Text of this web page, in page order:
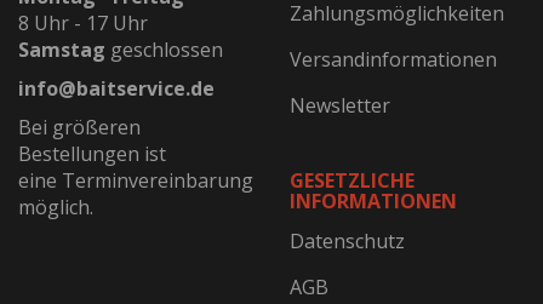
8 Uhr - 17 Uhr
Samstag geschlossen
info@baitservice.de
Bei größeren
Bestellungen ist
eine Terminvereinbarung
möglich.
Zahlungsmöglichkeiten
Versandinformationen
Newsletter
GESETZLICHE
INFORMATIONEN
Datenschutz
AGB